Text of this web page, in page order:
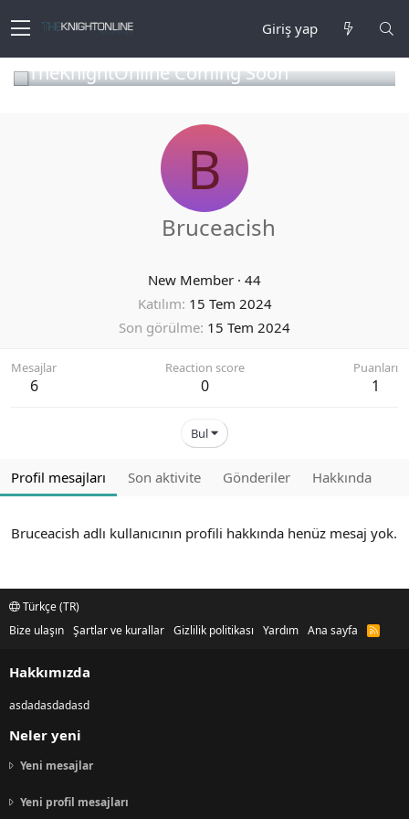
Giriş yap
TheKnightOnline Coming Soon
B
Bruceacish
New Member · 44
Katılım 15 Tem 2024
Son görülme 15 Tem 2024
Mesajlar
6
Reaction score
0
Puanları
1
Bul
Profil mesajları Son aktivite Gönderiler Hakkında
Bruceacish adlı kullanıcının profili hakkında henüz mesaj yok.
Türkçe (TR)
Bize ulaşın Şartlar ve kurallar Gizlilik politikası Yardım Ana sayfa
R
Hakkımızda
asdadasdadasd
Neler yeni
Yeni mesajlar
Yeni profil mesajları